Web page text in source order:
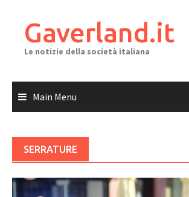
contentGaverland.it
Le notizie della società italiana
Main Menu
SERRATURE